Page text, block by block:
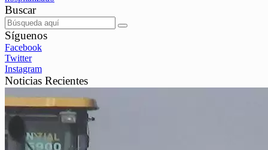
Buscar
Síguenos
Facebook
Twitter
Instagram
Noticias Recientes